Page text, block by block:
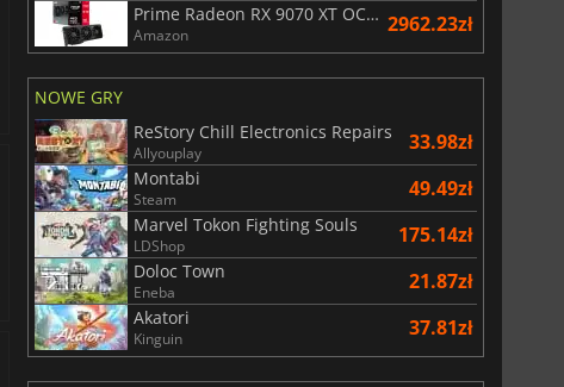
Prime Radeon RX 9070 XT OC Edition 16G
Amazon 2962.23zł
NOWE GRY
ReStory Chill Electronics Repairs
Allyouplay 33.98zł
Montabi
Steam 49.49zł
Marvel Tokon Fighting Souls
LDShop 175.14zł
Doloc Town
Eneba 21.87zł
Akatori
Kinguin 37.81zł